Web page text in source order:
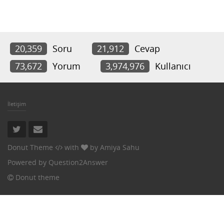
20,359 Soru 21,912
Cevap
73,672
Yorum 3,974,976 Kullanıcı
İletişim
Donut Theme with by Amiya Sahu
Powered by Question2Answer
Donut theme